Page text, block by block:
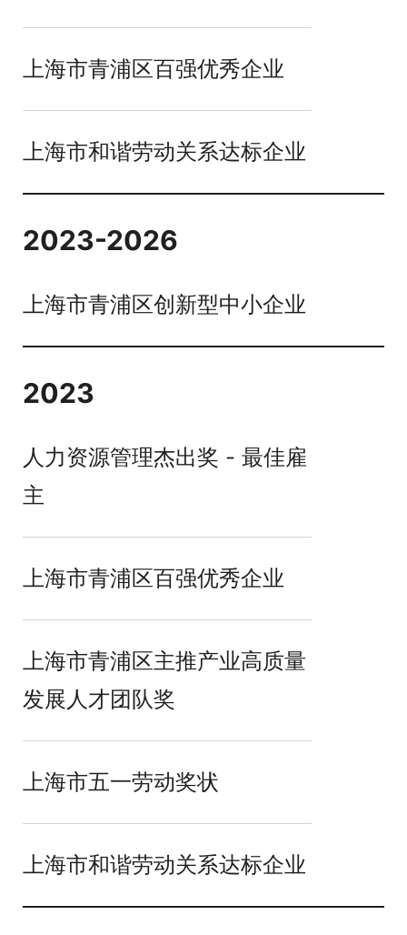
上海市青浦区百强优秀企业
上海市和谐劳动关系达标企业
2023-2026
上海市青浦区创新型中小企业
2023
人力资源管理杰出奖 - 最佳雇
主
上海市青浦区百强优秀企业
上海市青浦区主推产业高质量
发展人才团队奖
上海市五一劳动奖状
上海市和谐劳动关系达标企业